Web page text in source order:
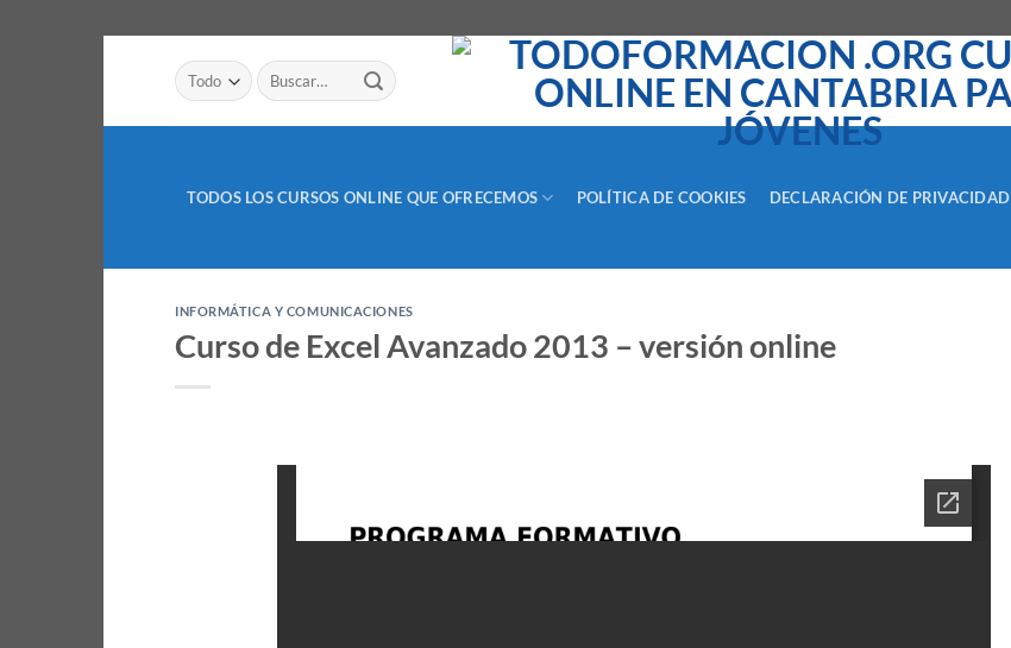
Buscar
por:
TODOS LOS CURSOS ONLINE QUE OFRECEMOS POLÍTICA DE COOKIES DECLARACIÓN DE PRIVACIDAD
INFORMÁTICA Y COMUNICACIONES
Curso de Excel Avanzado 2013 – versión online